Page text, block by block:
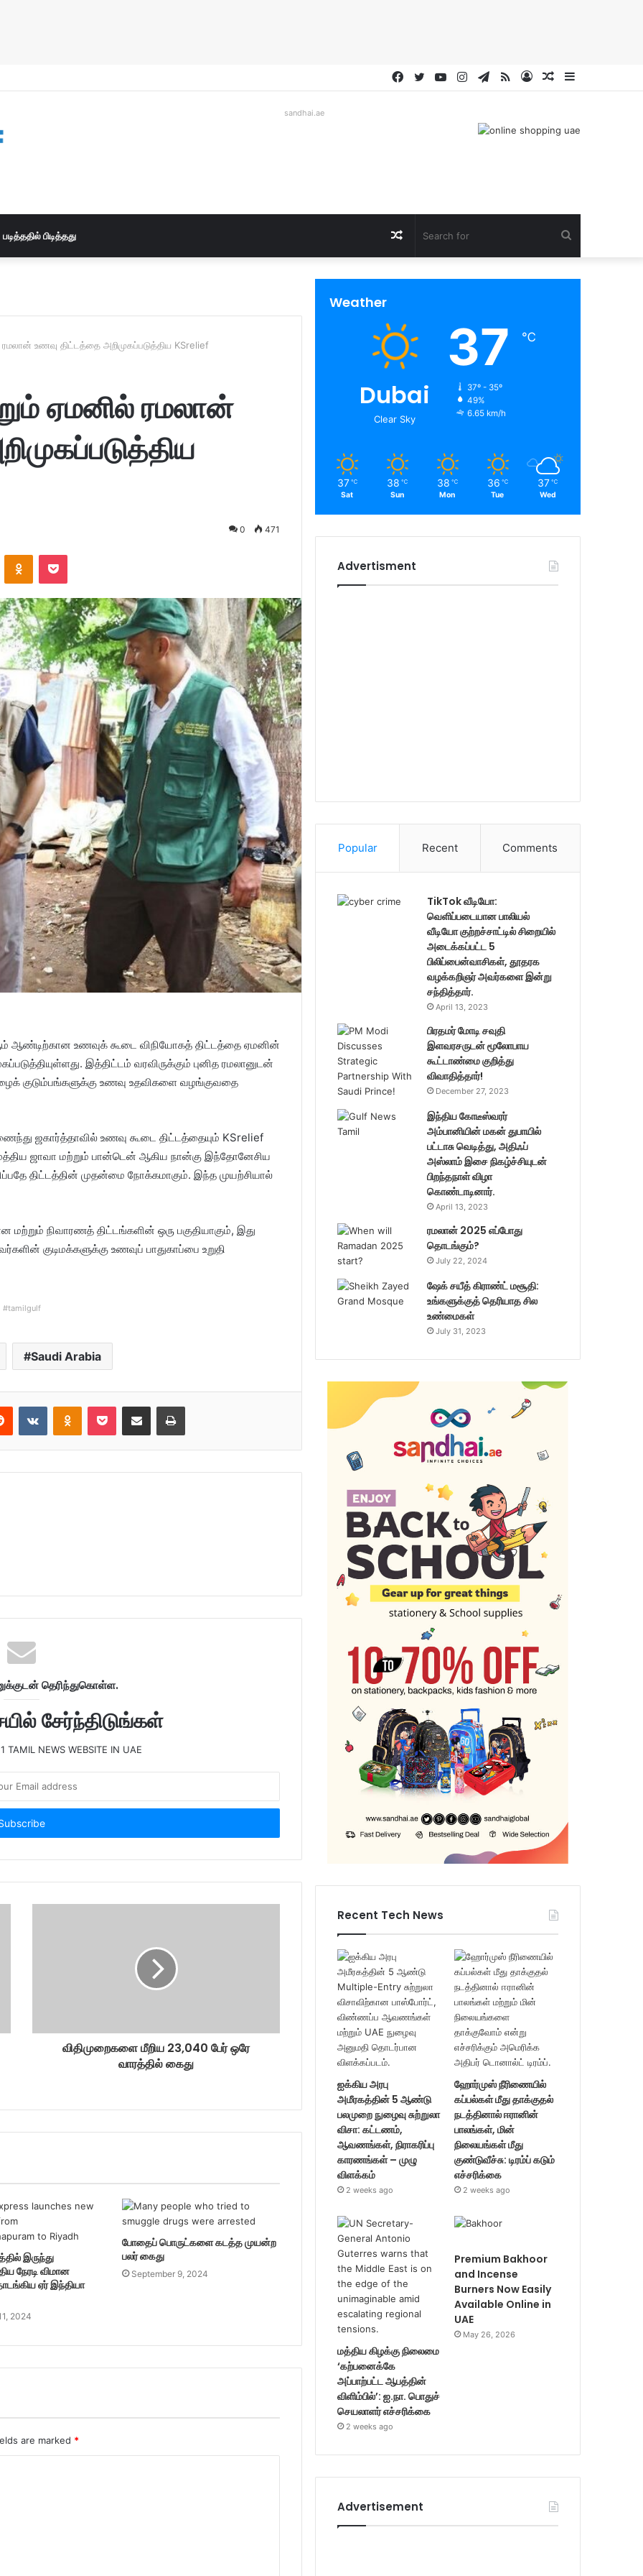
Random
Log
RSS
Telegram
Instagram
YouTube
Twitter
Facebook
sandhai.ae
படித்ததில் பிடித்தது
for
Random
Article
உணவு திட்டத்தை அறிமுகப்படுத்திய KSrelief
ஏமனில் ரமலான்
0 471
ஆண்டிற்கான உணவுக் கூடை விநியோகத் திட்டத்தை ஏமனின்
இத்திட்டம் வரவிருக்கும் புனித ரமலானுடன்
குடும்பங்களுக்கு உணவு உதவிகளை வழங்குவதை
ஜகார்த்தாவில் உணவு கூடை திட்டத்தையும் KSrelief
ஜாவா மற்றும் பான்டென் ஆகிய நான்கு இந்தோனேசிய
திட்டத்தின் முதன்மை நோக்கமாகும். இந்த முயற்சியால்
மற்றும் நிவாரணத் திட்டங்களின் ஒரு பகுதியாகும், இது
குடிமக்களுக்கு உணவுப் பாதுகாப்பை உறுதி
#tamilgulf
Saudi Arabia
தெரிந்துகொள்ள.
சேர்ந்திடுங்கள்
TAMIL NEWS WEBSITE IN UAE
விதிமுறைகளை மீறிய 23,040 பேர் ஒரே
வாரத்தில் கைது
இருந்து
நேரடி விமான
ஏர் இந்தியா
2024
போதைப் பொருட்களை கடத்த முயன்ற
பலர் கைது
September 9, 2024
are marked *
Weather
Dubai
Clear Sky
37 ℃
37º - 35º
49%
6.65 km/h
37 ℃
Sat
38 ℃
Sun
38 ℃
Mon
36 ℃
Tue
37 ℃
Wed
Advertisment
Popular Recent Comments
TikTok வீடியோ:
வெளிப்படையான பாலியல்
வீடியோ குற்றச்சாட்டில் சிறையில்
அடைக்கப்பட்ட 5
பிலிப்பைன்வாசிகள், தூதரக
வழக்கறிஞர் அவர்களை இன்று
சந்தித்தார்.
April 13, 2023
பிரதமர் மோடி சவுதி
இளவரசருடன் மூலோபாய
கூட்டாண்மை குறித்து
விவாதித்தார்!
December 27, 2023
இந்திய கோடீஸ்வரர்
அம்பானியின் மகன் துபாயில்
பட்டாசு வெடித்து, அதிஃப்
அஸ்லாம் இசை நிகழ்ச்சியுடன்
பிறந்தநாள் விழா
கொண்டாடினார்.
April 13, 2023
ரமலான் 2025 எப்போது
தொடங்கும்?
July 22, 2024
ஷேக் சயீத் கிராண்ட் மசூதி:
உங்களுக்குத் தெரியாத சில
உண்மைகள்
July 31, 2023
Recent Tech News
ஐக்கிய அரபு
அமீரகத்தின் 5 ஆண்டு
பலமுறை நுழைவு சுற்றுலா
விசா: கட்டணம்,
ஆவணங்கள், நிராகரிப்பு
காரணங்கள் – முழு
விளக்கம்
2 weeks ago
ஹோர்முஸ் நீரிணையில்
கப்பல்கள் மீது தாக்குதல்
நடத்தினால் ஈரானின்
பாலங்கள், மின்
நிலையங்கள் மீது
குண்டுவீச்சு: டிரம்ப் கடும்
எச்சரிக்கை
2 weeks ago
மத்திய கிழக்கு நிலைமை
‘கற்பனைக்கே
அப்பாற்பட்ட ஆபத்தின்
விளிம்பில்’: ஐ.நா. பொதுச்
செயலாளர் எச்சரிக்கை
2 weeks ago
Premium Bakhoor
and Incense
Burners Now Easily
Available Online in
UAE
May 26, 2026
Advertisement